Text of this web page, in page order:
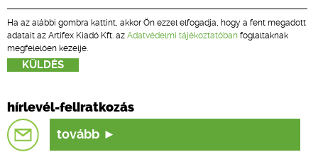
Ha az alábbi gombra kattint, akkor Ön ezzel elfogadja, hogy a fent megadott
adatait az Artifex Kiadó Kft. az Adatvédelmi tájékoztatóban foglaltaknak
megfelelően kezelje.
hírlevél-feliratkozás
tovább